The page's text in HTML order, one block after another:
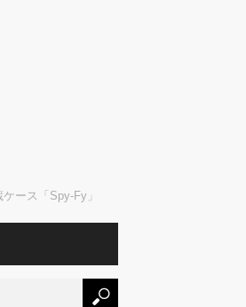
ース「Spy-Fy」